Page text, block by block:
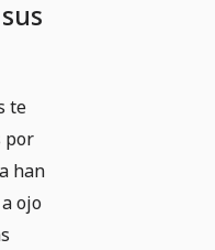
te
por
han
ojo